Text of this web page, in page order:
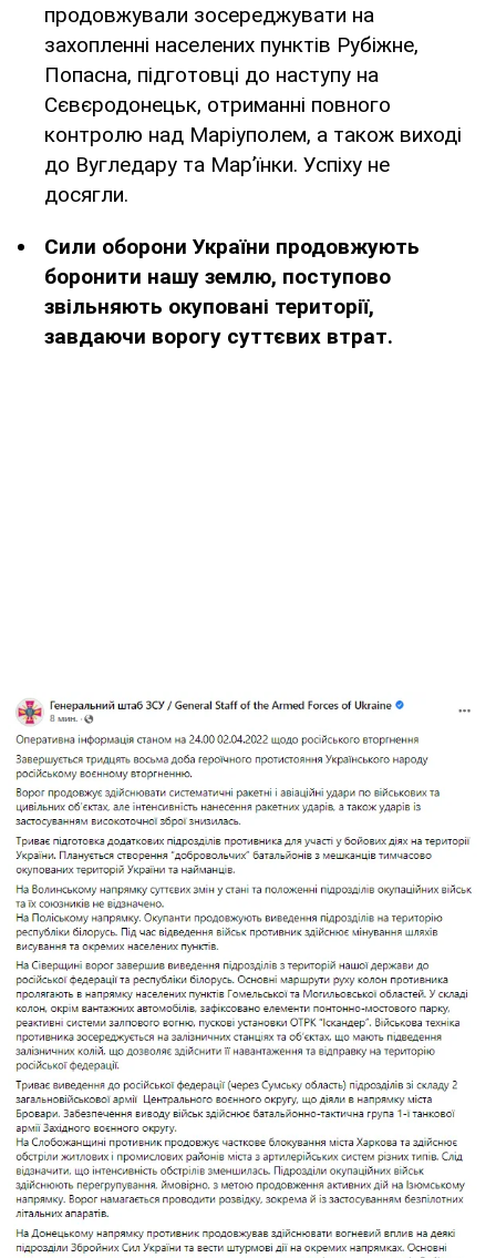
продовжували зосереджувати на
захопленні населених пунктів Рубіжне,
Попасна, підготовці до наступу на
Сєвєродонецьк, отриманні повного
контролю над Маріуполем, а також виході
до Вугледару та Мар’їнки. Успіху не
досягли.
Сили оборони України продовжують
боронити нашу землю, поступово
звільняють окуповані території,
завдаючи ворогу суттєвих втрат.